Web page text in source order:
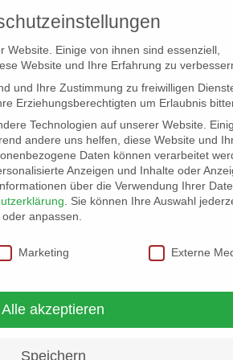
ELB-LOCATION: PANORAMA
Website. Einige von ihnen sind essenziell,
Website und Ihre Erfahrung zu
und Ihre Zustimmung zu freiwilligen
Erziehungsberechtigten um Erlaubnis
Technologien auf unserer Website.
andere uns helfen, diese Website und
Daten können verarbeitet
Anzeigen und Inhalte oder
über die Verwendung Ihrer
Sie können Ihre Auswahl
anpassen.
Marketing Externe
Alle akzeptieren
Speichern